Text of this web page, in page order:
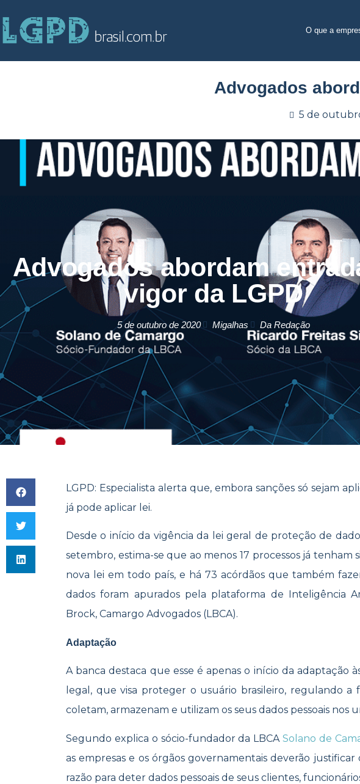
O que a
Advogados
5 de
Advogados abordam
vigor da LGPD
5 de outubro de 2020 Migalhas Da Redação
LGPD: Especialista alerta que, embora sanções só sejam
já pode aplicar lei.
Desde o início da vigência da lei geral de proteção de
setembro, estima-se que ao menos 17 processos já tenham
nova lei em todo país, e há 73 acórdãos que também
dados foram apurados pela plataforma de Inteligência
Brock, Camargo Advogados (LBCA).
Adaptação
A banca destaca que esse é apenas o início da adaptação
legal, que visa proteger o usuário brasileiro, regulando a
coletam, armazenam e utilizam os seus dados pessoais nos
Segundo explica o sócio-fundador da LBCA Solano de
as empresas e os órgãos governamentais deverão justificar
razão para deter dados pessoais de seus clientes,